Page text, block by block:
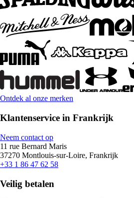
Ontdek al onze merken
Klantenservice in Frankrijk
Neem contact op
11 rue Bernard Maris
37270 Montlouis-sur-Loire, Frankrijk
+33 1 86 47 62 58
Veilig betalen